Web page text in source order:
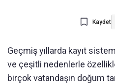
Kaydet
Geçmiş yıllarda kayıt
ve çeşitli nedenlerle
birçok vatandaşın doğum